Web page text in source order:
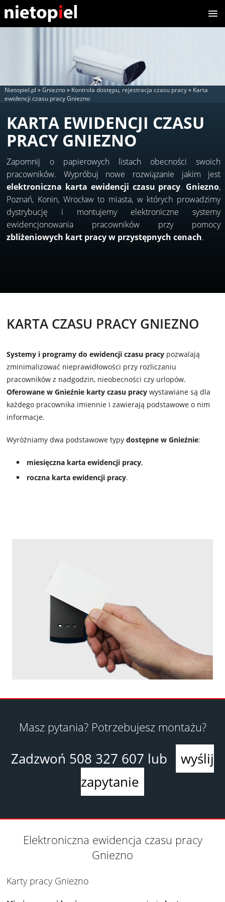
Nietopiel.pl »Gniezno» Kontrola dostępu, rejestracja czasu pracy» Karta
ewidencji czasu pracy Gniezno
KARTA EWIDENCJI CZASU
PRACY GNIEZNO
Zapomnij o papierowych listach obecności swoich
pracowników. Wypróbuj nowe rozwiązanie jakim jest
elektroniczna karta ewidencji czasu pracy. Gniezno,
Poznań, Konin, Wrocław to miasta, w których prowadzimy
dystrybucję i montujemy elektroniczne systemy
ewidencjonowania pracowników przy pomocy
zbliżeniowych kart pracy w przystępnych cenach.
KARTA CZASU PRACY GNIEZNO
Systemy i programy do ewidencji czasu pracy pozwalają
zminimalizować nieprawidłowości przy rozliczaniu
pracowników z nadgodzin, nieobecności czy urlopów.
Oferowane w Gnieźnie karty czasu pracy wystawiane są dla
każdego pracownika imiennie i zawierają podstawowe o nim
informacje.
Wyróżniamy dwa podstawowe typydostępne w Gnieźnie:
miesięczna karta ewidencji pracy,
roczna karta ewidencji pracy.
Masz pytania? Potrzebujesz montażu?
Zadzwoń 508 327 607 lub
wyślij
zapytanie
Elektroniczna ewidencja czasu pracy
Gniezno
Karty pracy Gniezno